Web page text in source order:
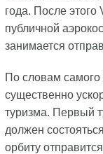
года. После
публичной
занимается
По словам самого
существенно
туризма. Первый
должен
орбиту